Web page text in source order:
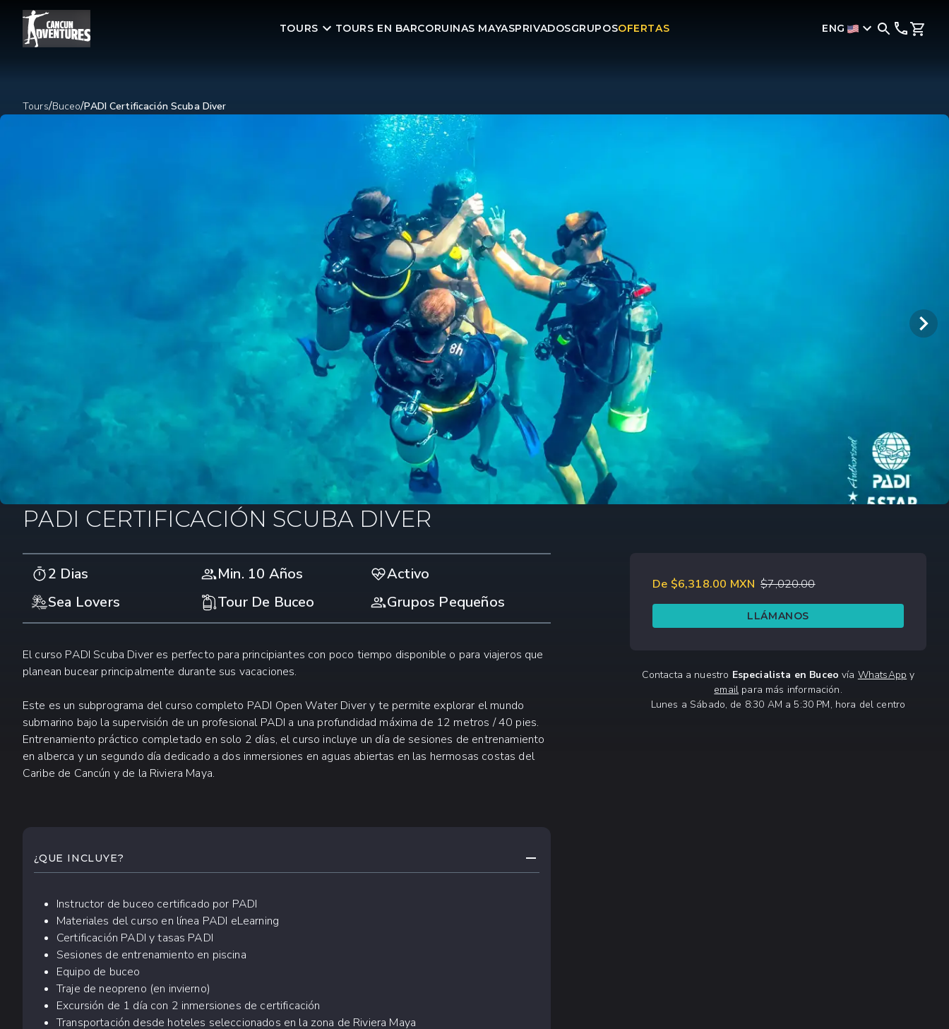
TOURS TOURS EN BARCORUINAS MAYASPRIVADOSGRUPOSOFERTAS ENG
Tours/Buceo/PADI Certificación Scuba Diver
PADI CERTIFICACIÓN SCUBA DIVER
2 Dias Min. 10 Años
Activo
Sea Lovers
Tour De Buceo Grupos Pequeños
De $6,318.00 MXN $7,020.00
LLÁMANOS
Contacta a nuestro Especialista en Buceo vía WhatsApp y
email para más información.
Lunes a Sábado, de 8:30 AM a 5:30 PM, hora del centro
El curso PADI Scuba Diver es perfecto para principiantes con poco tiempo disponible o para viajeros que
planean bucear principalmente durante sus vacaciones.
Este es un subprograma del curso completo PADI Open Water Diver y te permite explorar el mundo
submarino bajo la supervisión de un profesional PADI a una profundidad máxima de 12 metros / 40 pies.
Entrenamiento práctico completado en solo 2 días, el curso incluye un día de sesiones de entrenamiento
en alberca y un segundo día dedicado a dos inmersiones en aguas abiertas en las hermosas costas del
Caribe de Cancún y de la Riviera Maya.
¿QUE INCLUYE? CONTRAER CONTENIDO
Instructor de buceo certificado por PADI
Materiales del curso en línea PADI eLearning
Certificación PADI y tasas PADI
Sesiones de entrenamiento en piscina
Equipo de buceo
Traje de neopreno (en invierno)
Excursión de 1 día con 2 inmersiones de certificación
Transportación desde hoteles seleccionados en la zona de Riviera Maya